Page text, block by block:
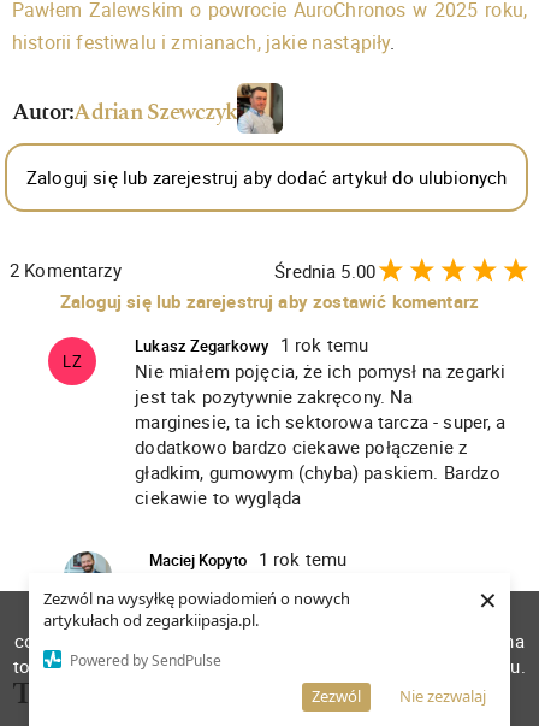
Zezwól na wysyłkę powiadomień o nowych
artykułach od zegarkiipasja.pl.
Powered by SendPulse
Nie zezwalaj
Zezwól
×
Pawłem Zalewskim o powrocie AuroChronos w 2025 roku,
historii festiwalu i zmianach, jakie nastąpiły.
Autor:Adrian Szewczyk
Zaloguj się lub zarejestruj aby dodać artykuł do ulubionych
2 Komentarzy Średnia 5.00
Zaloguj się lub zarejestruj aby zostawić komentarz
LZ
Lukasz Zegarkowy
1 rok temu
Nie miałem pojęcia, że ich pomysł na zegarki
jest tak pozytywnie zakręcony. Na
marginesie, ta ich sektorowa tarcza - super, a
dodatkowo bardzo ciekawe połączenie z
gładkim, gumowym (chyba) paskiem. Bardzo
ciekawie to wygląda
Maciej Kopyto
1 rok temu
marka. Ciekawe, jak wypadnie na żywo.
Tagi:
W celu poprawienia jakości usług korzystamy z plików
cookies. Pozostanie na stronie oznacza, iż wyrażasz zgodę na
to, że pliki cookies będą przechowywane w Twoim urządzeniu.
Więcej informacji